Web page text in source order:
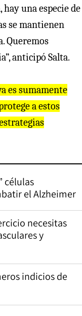
una especie de
se mantienen
Queremos
anticipó Salta.
es sumamente
a estos
células
el Alzheimer
necesitas
y
indicios de